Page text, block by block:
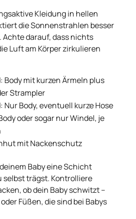
Kleidung in hellen
die Sonnenstrahlen besser
Achte darauf, dass nichts
Luft am Körper zirkulieren
Body mit kurzen Ärmeln plus
Strampler
Nur Body, eventuell kurze Hose
oder sogar nur Windel, je
mit Nackenschutz
Baby eine Schicht
selbst trägst. Kontrolliere
ob dein Baby schwitzt –
Füßen, die sind bei Babys